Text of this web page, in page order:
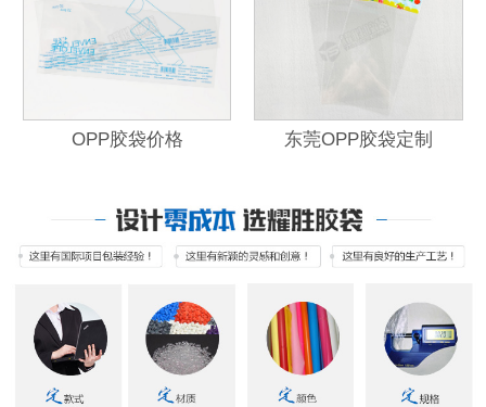
OPP胶袋价格 东莞OPP胶袋定制